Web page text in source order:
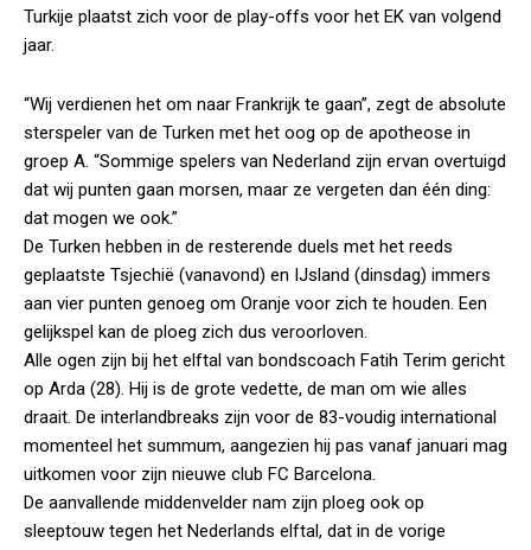
Turkije plaatst zich voor de play-offs voor het EK van volgend
jaar.
“Wij verdienen het om naar Frankrijk te gaan”, zegt de absolute
sterspeler van de Turken met het oog op de apotheose in
groep A. “Sommige spelers van Nederland zijn ervan overtuigd
dat wij punten gaan morsen, maar ze vergeten dan één ding:
dat mogen we ook.”
De Turken hebben in de resterende duels met het reeds
geplaatste Tsjechië (vanavond) en IJsland (dinsdag) immers
aan vier punten genoeg om Oranje voor zich te houden. Een
gelijkspel kan de ploeg zich dus veroorloven.
Alle ogen zijn bij het elftal van bondscoach Fatih Terim gericht
op Arda (28). Hij is de grote vedette, de man om wie alles
draait. De interlandbreaks zijn voor de 83-voudig international
momenteel het summum, aangezien hij pas vanaf januari mag
uitkomen voor zijn nieuwe club FC Barcelona.
De aanvallende middenvelder nam zijn ploeg ook op
sleeptouw tegen het Nederlands elftal, dat in de vorige